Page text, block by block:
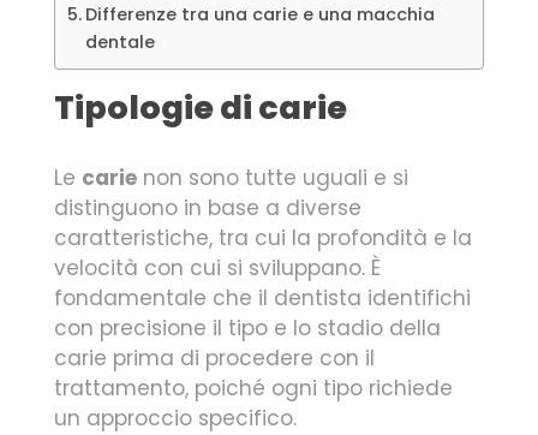
Differenze tra una carie e una macchia
dentale
Tipologie di carie
Le carie non sono tutte uguali e si
distinguono in base a diverse
caratteristiche, tra cui la profondità e la
velocità con cui si sviluppano. È
fondamentale che il dentista identifichi
con precisione il tipo e lo stadio della
carie prima di procedere con il
trattamento, poiché ogni tipo richiede
un approccio specifico.